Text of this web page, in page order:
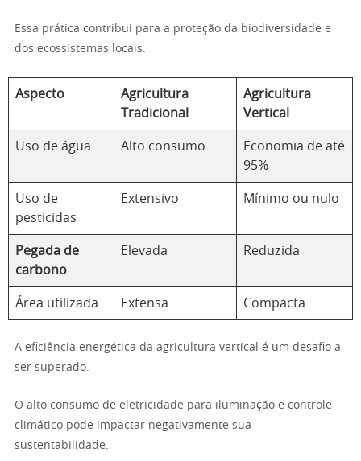
Essa prática contribui para a proteção da biodiversidade e
dos ecossistemas locais.
Aspecto
Agricultura
Tradicional
Agricultura
Vertical
Uso de água Alto consumo
Economia de até
95%
Uso de
pesticidas
Extensivo Mínimo ou nulo
Pegada de
carbono
Elevada Reduzida
Área utilizada Extensa Compacta
A eficiência energética da agricultura vertical é um desafio a
ser superado.
O alto consumo de eletricidade para iluminação e controle
climático pode impactar negativamente sua
sustentabilidade.